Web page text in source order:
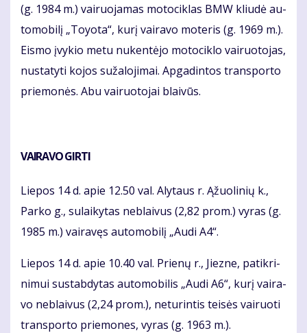
(g. 1984 m.) vai­ruo­ja­mas mo­to­cik­las BMW kliu­dė au­
to­mo­bi­lį „To­y­o­ta“, ku­rį vai­ra­vo mo­te­ris (g. 1969 m.).
Eis­mo įvy­kio me­tu nu­ken­tė­jo mo­to­cik­lo vai­ruo­to­jas,
nu­sta­ty­ti ko­jos su­ža­lo­ji­mai. Ap­ga­din­tos trans­por­to
prie­mo­nės. Abu vai­ruo­to­jai blai­vūs.
VAI­RA­VO GIR­TI
Lie­pos 14 d. apie 12.50 val. Aly­taus r. Ąžuo­li­nių k.,
Par­ko g., su­lai­ky­tas ne­blai­vus (2,82 prom.) vy­ras (g.
1985 m.) vai­ra­vęs au­to­mo­bi­lį „Au­di A4“.
Lie­pos 14 d. apie 10.40 val. Prie­nų r., Jiez­ne, pa­tik­ri­
ni­mui su­stab­dy­tas au­to­mo­bi­lis „Au­di A6“, ku­rį vai­ra­
vo ne­blai­vus (2,24 prom.), ne­tu­rin­tis tei­sės vai­ruo­ti
trans­por­to prie­mo­nes, vy­ras (g. 1963 m.).